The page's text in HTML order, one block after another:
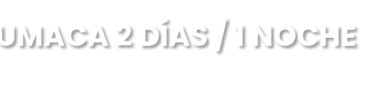
2 DÍAS / 1 NOCHE